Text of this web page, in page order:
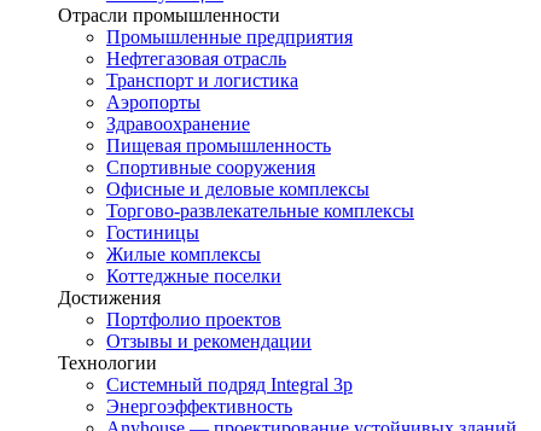
Отрасли промышленности
Промышленные предприятия
Нефтегазовая отрасль
Транспорт и логистика
Аэропорты
Здравоохранение
Пищевая промышленность
Спортивные сооружения
Офисные и деловые комплексы
Торгово-развлекательные комплексы
Гостиницы
Жилые комплексы
Коттеджные поселки
Достижения
Портфолио проектов
Отзывы и рекомендации
Технологии
Системный подряд Integral 3p
Энергоэффективность